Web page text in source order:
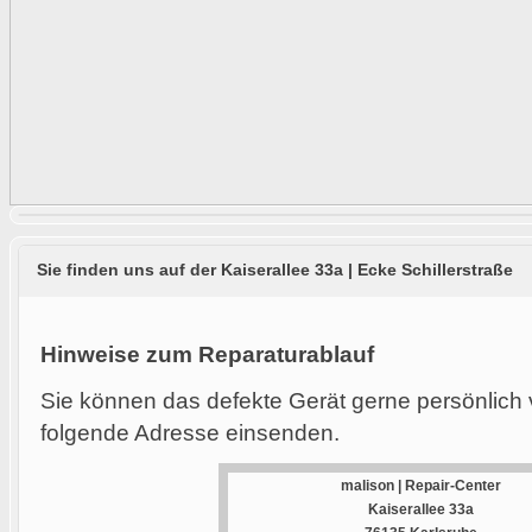
Sie finden uns auf der Kaiserallee 33a | Ecke Schillerstraße
Hinweise zum Reparaturablauf
Sie können das defekte Gerät gerne
folgende Adresse einsenden.
malison | Repair-Center
Kaiserallee 33a